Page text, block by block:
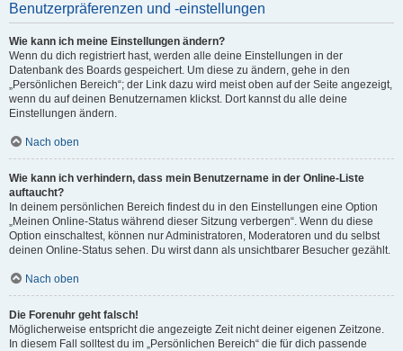
Benutzerpräferenzen und -einstellungen
Wie kann ich meine Einstellungen ändern?
Wenn du dich registriert hast, werden alle deine Einstellungen in der
Datenbank des Boards gespeichert. Um diese zu ändern, gehe in den
„Persönlichen Bereich“; der Link dazu wird meist oben auf der Seite angezeigt,
wenn du auf deinen Benutzernamen klickst. Dort kannst du alle deine
Einstellungen ändern.
Nach oben
Wie kann ich verhindern, dass mein Benutzername in der Online-Liste
auftaucht?
In deinem persönlichen Bereich findest du in den Einstellungen eine Option
„Meinen Online-Status während dieser Sitzung verbergen“. Wenn du diese
Option einschaltest, können nur Administratoren, Moderatoren und du selbst
deinen Online-Status sehen. Du wirst dann als unsichtbarer Besucher gezählt.
Nach oben
Die Forenuhr geht falsch!
Möglicherweise entspricht die angezeigte Zeit nicht deiner eigenen Zeitzone.
In diesem Fall solltest du im „Persönlichen Bereich“ die für dich passende